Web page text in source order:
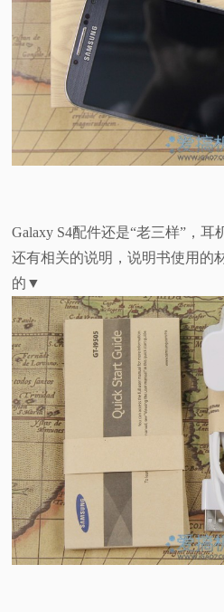
Galaxy S4配件还是“老三样”，
还有相关的说明，说明书使用的
的▼